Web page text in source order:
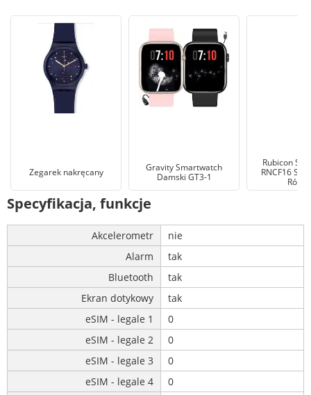
Zegarek nakręcany
Gravity Smartwatch
Damski GT3-1
Rubicon
RNCF16
Specyfikacja, funkcje
Akcelerometr
nie
Alarm
tak
Bluetooth
tak
Ekran dotykowy
tak
eSIM - legale 1
0
eSIM - legale 2
0
eSIM - legale 3
0
eSIM - legale 4
0